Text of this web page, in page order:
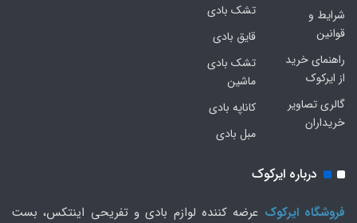
شرایط و
قوانین
راهنمای خرید
از ایرکوک
گالری تصاویر
خریداران
تشک بادی
قایق بادی
تشک بادی
ماشین
کاناپه بادی
مبل بادی
درباره ایرکوک
فروشگاه ایرکوک عرضه کننده لوازم بادی و تفریحی اینتکس، بست